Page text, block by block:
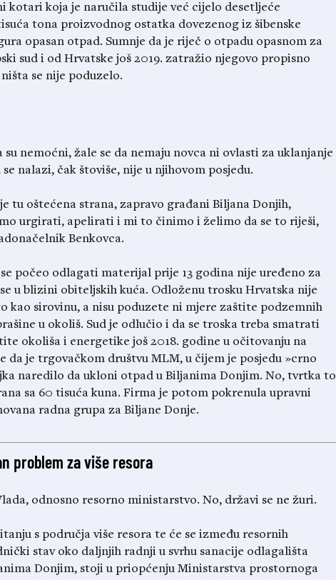
kotari koja je naručila studije već cijelo desetljeće
tona proizvodnog ostatka dovezenog iz šibenske
opasan otpad. Sumnje da je riječ o otpadu opasnom za
sud i od Hrvatske još 2019. zatražio njegovo propisno
se nije poduzelo.
nemoćni, žale se da nemaju novca ni ovlasti za uklanjanje
nalazi, čak štoviše, nije u njihovom posjedu.
tu oštećena strana, zapravo građani Biljana Donjih,
urgirati, apelirati i mi to činimo i želimo da se to riješi,
Benkovca.
počeo odlagati materijal prije 13 godina nije uređeno za
u blizini obiteljskih kuća. Odloženu trosku Hrvatska nije
kao sirovinu, a nisu poduzete ni mjere zaštite podzemnih
u okoliš. Sud je odlučio i da se troska treba smatrati
okoliša i energetike još 2018. godine u očitovanju na
da je trgovačkom društvu MLM, u čijem je posjedu »crno
naredilo da ukloni otpad u Biljanima Donjim. No, tvrtka to
sa 60 tisuća kuna. Firma je potom pokrenula upravni
radna grupa za Biljane Donje.
problem za više resora
odnosno resorno ministarstvo. No, državi se ne žuri.
s područja više resora te će se između resornih
stav oko daljnjih radnji u svrhu sanacije odlagališta
Donjim, stoji u priopćenju Ministarstva prostornoga